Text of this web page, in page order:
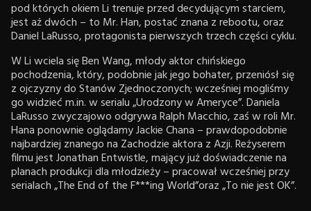
pod których okiem Li trenuje przed decydującym starciem,
jest aż dwóch – to Mr. Han, postać znana z rebootu, oraz
Daniel LaRusso, protagonista pierwszych trzech części cyklu.
W Li wciela się Ben Wang, młody aktor chińskiego
pochodzenia, który, podobnie jak jego bohater, przeniósł się
z ojczyzny do Stanów Zjednoczonych; wcześniej mogliśmy
go widzieć m.in. w serialu „Urodzony w Ameryce”. Daniela
LaRusso zwyczajowo odgrywa Ralph Macchio, zaś w roli Mr.
Hana ponownie oglądamy Jackie Chana – prawdopodobnie
najbardziej znanego na Zachodzie aktora z Azji. Reżyserem
filmu jest Jonathan Entwistle, mający już doświadczenie na
planach produkcji dla młodzieży – pracował wcześniej przy
serialach „The End of the F***ing World”oraz „To nie jest OK”.